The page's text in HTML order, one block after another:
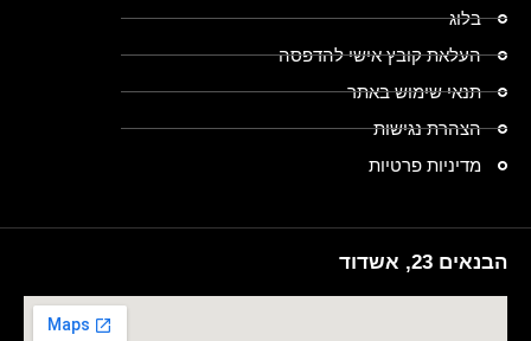
בלוג
העלאת קובץ אישי להדפסה
תנאי שימוש באתר
הצהרת נגישות
מדיניות פרטיות
הבנאים 23, אשדוד